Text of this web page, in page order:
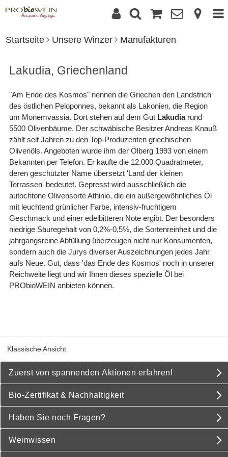
Startseite Unsere Winzer Manufakturen
Lakudia, Griechenland
"Am Ende des Kosmos" nennen die Griechen den Landstrich
des östlichen Peloponnes, bekannt als Lakonien, die Region
um Monemvassia. Dort stehen auf dem Gut Lakudiarund
5500 Olivenbäume. Der schwäbische Besitzer Andreas Knauß
zählt seit Jahren zu den Top-Produzenten griechischen
Olivenöls. Angeboten wurde ihm der Ölberg 1993 von einem
Bekannten per Telefon. Er kaufte die 12.000 Quadratmeter,
deren geschützter Name übersetzt 'Land der kleinen
Terrassen' bedeutet. Gepresst wird ausschließlich die
autochtone Olivensorte Athinio, die ein außergewöhnliches Öl
mit leuchtend grünlicher Farbe, intensiv-fruchtigem
Geschmack und einer edelbitteren Note ergibt. Der besonders
niedrige Säuregehalt von 0,2%-0,5%, die Sortenreinheit und die
jahrgangsreine Abfüllung überzeugen nicht nur Konsumenten,
sondern auch die Jurys diverser Auszeichnungen jedes Jahr
aufs Neue. Gut, dass 'das Ende des Kosmos' noch in unserer
Reichweite liegt und wir Ihnen dieses spezielle Öl bei
PRObioWEIN anbieten können.
Klassische Ansicht
Zuerst von spannenden Aktionen erfahren!
Bio-Zertifikat & Nachhaltigkeit
Haben Sie noch Fragen?
Weinwissen